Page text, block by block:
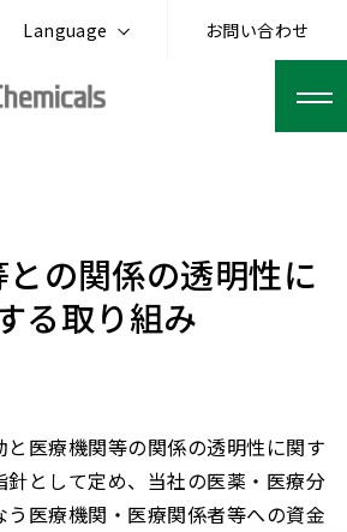
Language お問い合わせ
の関係の透明性に
る取り組み
と医療機関等の関係の透明性に関す
針として定め、当社の医薬・医療分
医療機関・医療関係者等への資金